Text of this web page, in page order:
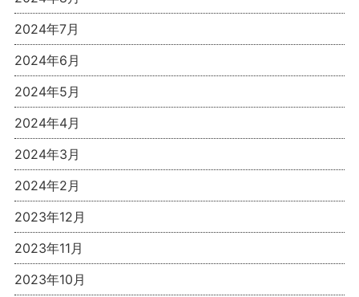
2024年7月
2024年6月
2024年5月
2024年4月
2024年3月
2024年2月
2023年12月
2023年11月
2023年10月